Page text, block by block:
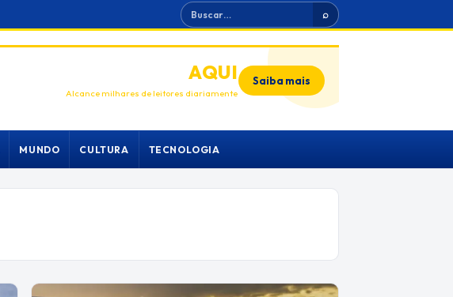
Buscar ⌕
ANUNCIEAQUI
Alcance milhares de leitores diariamente
Saiba mais
MUNDO CULTURA TECNOLOGIA